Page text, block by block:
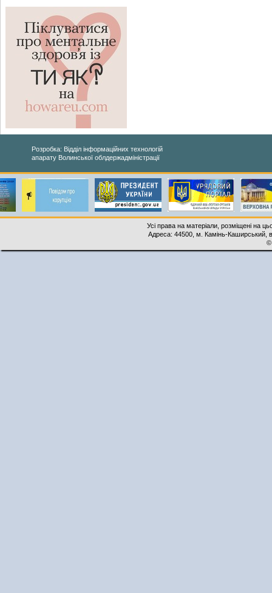
Розробка: Відділ інформаційних технологій
апарату Волинської облдержадміністрації
Усі права на матеріали, розміщені на
Адреса: 44500, м. Камінь-Каширський,
©